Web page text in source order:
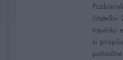
čitateľov
topánky
si